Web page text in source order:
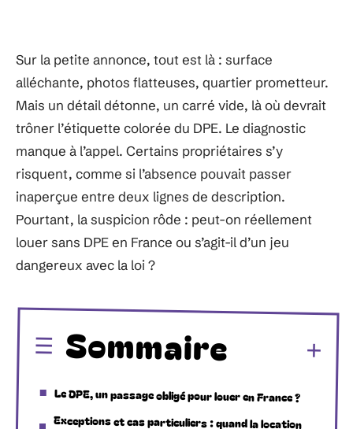
Sur la petite annonce, tout est là : surface
alléchante, photos flatteuses, quartier prometteur.
Mais un détail détonne, un carré vide, là où devrait
trôner l’étiquette colorée du DPE. Le diagnostic
manque à l’appel. Certains propriétaires s’y
risquent, comme si l’absence pouvait passer
inaperçue entre deux lignes de description.
Pourtant, la suspicion rôde : peut-on réellement
louer sans DPE en France ou s’agit-il d’un jeu
dangereux avec la loi ?
Sommaire
Le DPE, un passage obligé pour louer en France ?
Exceptions et cas particuliers : quand la location